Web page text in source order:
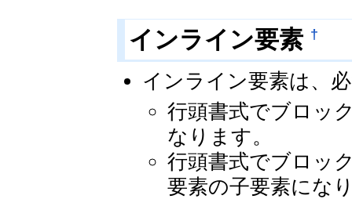
インライン要素 †
インライン要素は、
行頭書式でブロッ
なります。
行頭書式でブロッ
要素の子要素にな